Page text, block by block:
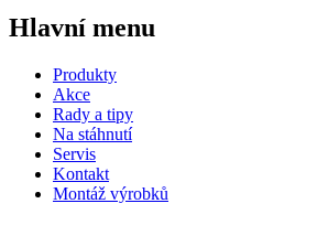
Hlavní menu
Produkty
Akce
Rady a tipy
Na stáhnutí
Servis
Kontakt
Montáž výrobků